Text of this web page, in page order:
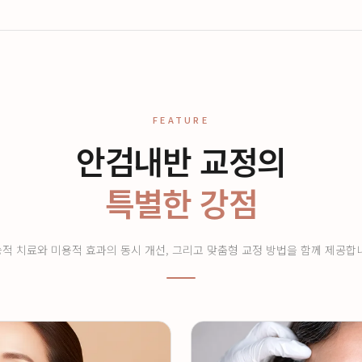
FEATURE
안검내반 교정의
특별한 강점
치료와 미용적 효과의 동시 개선, 그리고 맞춤형 교정 방법을 함께 제공합